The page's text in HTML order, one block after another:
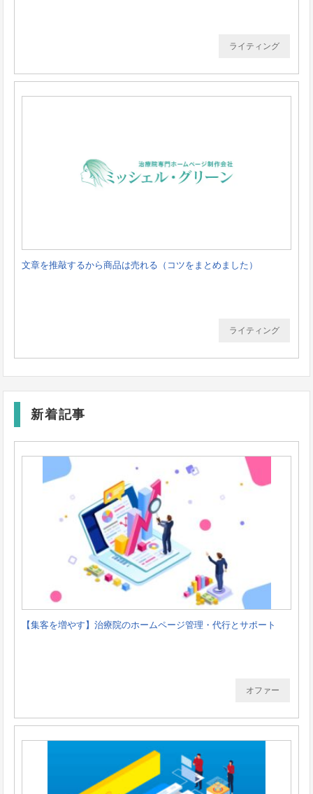
ライティング
文章を推敲するから商品は売れる（コツをまとめました）
ライティング
新着記事
【集客を増やす】治療院のホームページ管理・代行とサポート
オファー